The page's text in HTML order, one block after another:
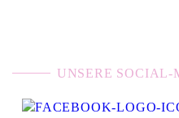
UNSERE SOCIAL-